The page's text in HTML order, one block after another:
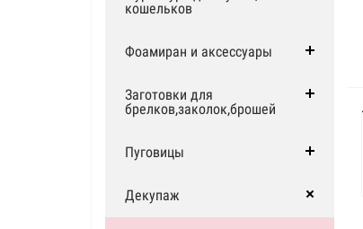
кошельков
Фоамиран и аксессуары
Заготовки для
брелков,заколок,брошей
Пуговицы
Декупаж